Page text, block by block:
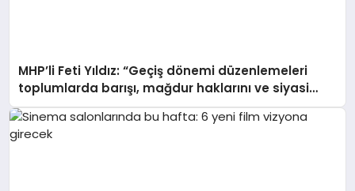
MHP’li Feti Yıldız: “Geçiş dönemi düzenlemeleri
toplumlarda barışı, mağdur haklarını ve siyasi
uzlaşıyı tesis etmeyi amaçlayan bir dizi
mekanizmalar bütünüdür”